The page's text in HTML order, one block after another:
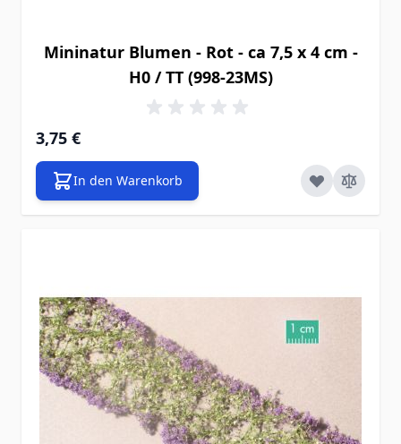
Mininatur Blumen - Rot - ca 7,5 x 4 cm -
H0 / TT (998-23MS)
3,75 €
In den Warenkorb